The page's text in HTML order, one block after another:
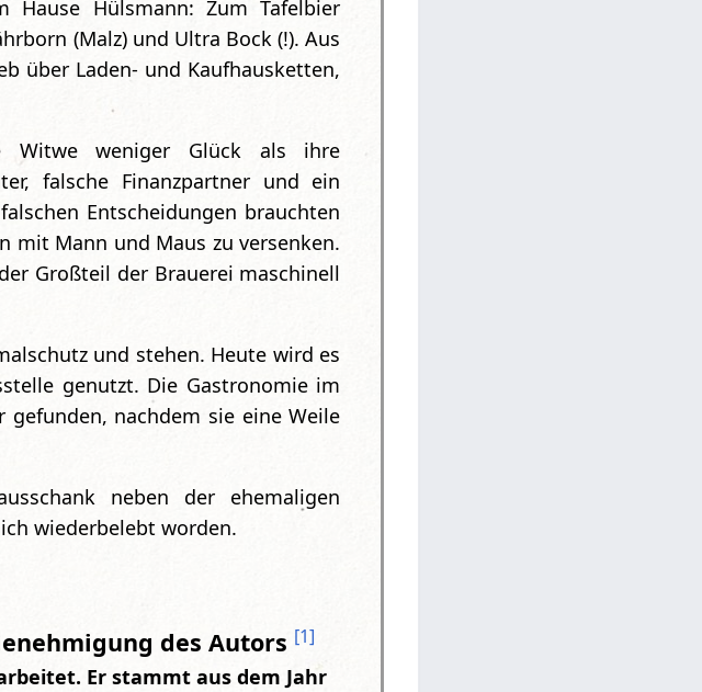
Hülsmann: Zum Tafelbier
(Malz) und Ultra Bock (!). Aus
über Laden- und Kaufhausketten,
Witwe weniger Glück als ihre
falsche Finanzpartner und ein
Entscheidungen brauchten
mit Mann und Maus zu versenken.
Großteil der Brauerei maschinell
und stehen. Heute wird es
genutzt. Die Gastronomie im
nachdem sie eine Weile
neben der ehemaligen
wiederbelebt worden.
des Autors [1]
Er stammt aus dem Jahr